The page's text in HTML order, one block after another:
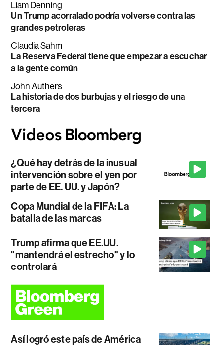
Liam Denning
Un Trump acorralado podría volverse contra las
grandes petroleras
Claudia Sahm
La Reserva Federal tiene que empezar a escuchar
a la gente común
John Authers
La historia de dos burbujas y el riesgo de una
tercera
¿Qué hay detrás de la inusual
intervención sobre el yen por
parte de EE. UU. y Japón?
Copa Mundial de la FIFA: La
batalla de las marcas
Trump afirma que EE.UU.
"mantendrá el estrecho" y lo
controlará
Así logró este país de América